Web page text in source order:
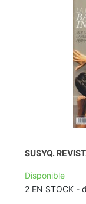
SUSYQ.
Disponible
2 EN STOCK -